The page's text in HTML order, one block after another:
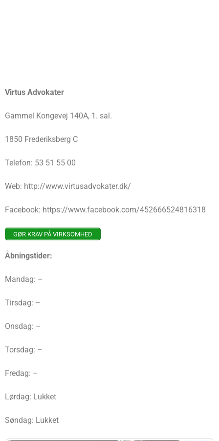
Virtus Advokater
Gammel Kongevej 140A, 1. sal.
1850 Frederiksberg C
Telefon: 53 51 55 00
Web: http://www.virtusadvokater.dk/
Facebook: https://www.facebook.com/452666524816318
GØR KRAV PÅ VIRKSOMHED
Åbningstider:
Mandag: –
Tirsdag: –
Onsdag: –
Torsdag: –
Fredag: –
Lørdag: Lukket
Søndag: Lukket